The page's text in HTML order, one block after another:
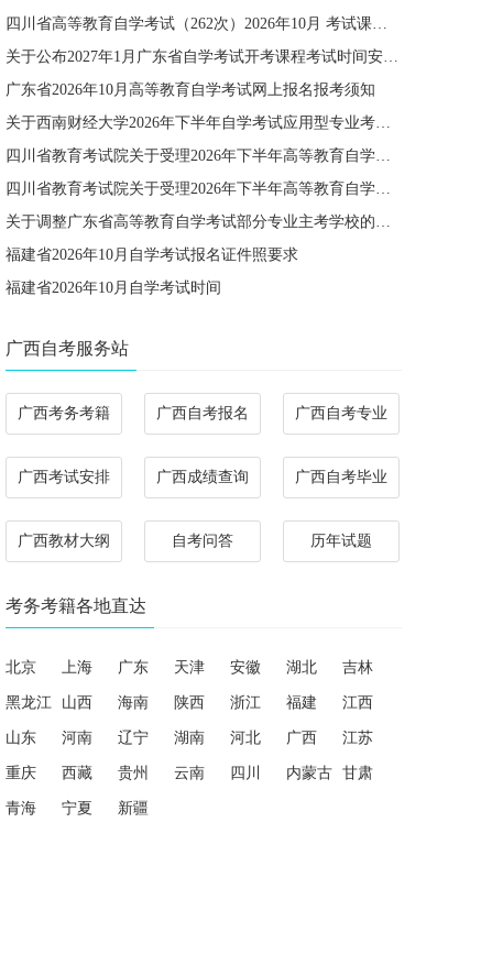
四川省高等教育自学考试（262次）2026年10月 考试课程简表
关于公布2027年1月广东省自学考试开考课程考试时间安排和使用教材的通知
广东省2026年10月高等教育自学考试网上报名报考须知
关于西南财经大学2026年下半年自学考试应用型专业考籍更改办理的通知
四川省教育考试院关于受理2026年下半年高等教育自学考试省际转考申请的通告
四川省教育考试院关于受理2026年下半年高等教育自学考试考籍更改申请的通告
关于调整广东省高等教育自学考试部分专业主考学校的通知
福建省2026年10月自学考试报名证件照要求
福建省2026年10月自学考试时间
广西自考服务站
广西考务考籍 广西自考报名 广西自考专业
广西考试安排 广西成绩查询 广西自考毕业
广西教材大纲 自考问答 历年试题
考务考籍各地直达
北京 上海 广东 天津 安徽 湖北 吉林
黑龙江 山西 海南 陕西 浙江 福建 江西
山东 河南 辽宁 湖南 河北 广西 江苏
重庆 西藏 贵州 云南 四川 内蒙古 甘肃
青海 宁夏 新疆